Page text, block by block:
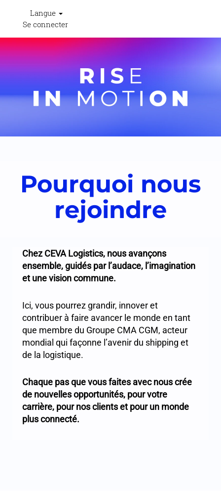
Langue
Se connecter
Pourquoi nous
rejoindre
Chez CEVA Logistics, nous avançons
ensemble, guidés par l’audace, l’imagination
et une vision commune.
Ici, vous pourrez grandir, innover et
contribuer à faire avancer le monde en tant
que membre du Groupe CMA CGM, acteur
mondial qui façonne l’avenir du shipping et
de la logistique.
Chaque pas que vous faites avec nous crée
de nouvelles opportunités, pour votre
carrière, pour nos clients et pour un monde
plus connecté.